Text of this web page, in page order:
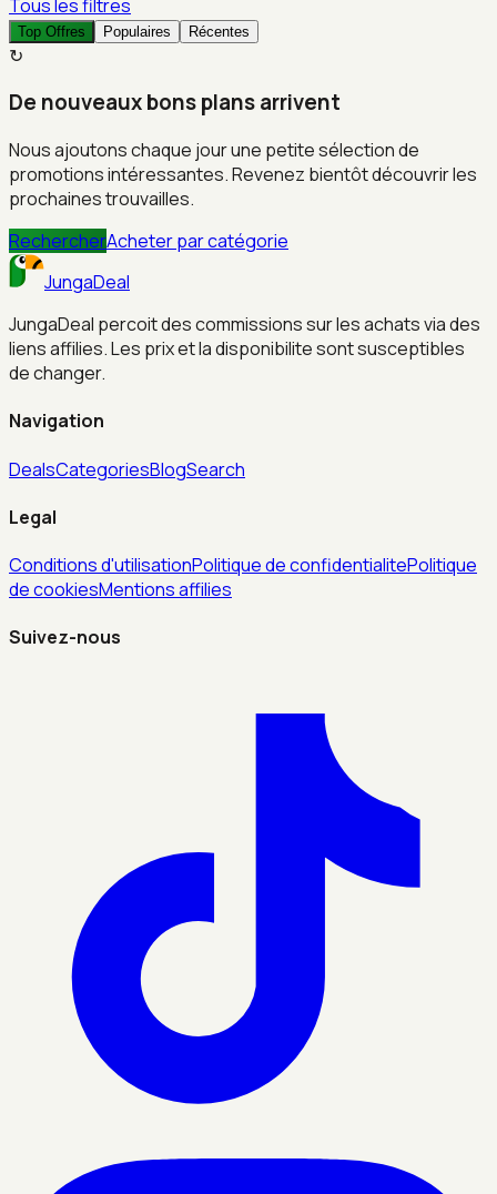
Tous les filtres
Top Offres Populaires Récentes
↻
De nouveaux bons plans arrivent
Nous ajoutons chaque jour une petite sélection de
promotions intéressantes. Revenez bientôt découvrir les
prochaines trouvailles.
RechercherAcheter par catégorie
JungaDeal
JungaDeal percoit des commissions sur les achats via des
liens affilies. Les prix et la disponibilite sont susceptibles
de changer.
Navigation
DealsCategoriesBlogSearch
Legal
Conditions d'utilisationPolitique de confidentialitePolitique
de cookiesMentions affilies
Suivez-nous